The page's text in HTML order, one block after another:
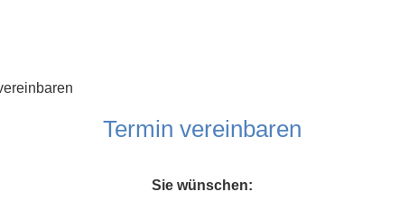
Termin ver­ein­baren
Sie wün­schen: